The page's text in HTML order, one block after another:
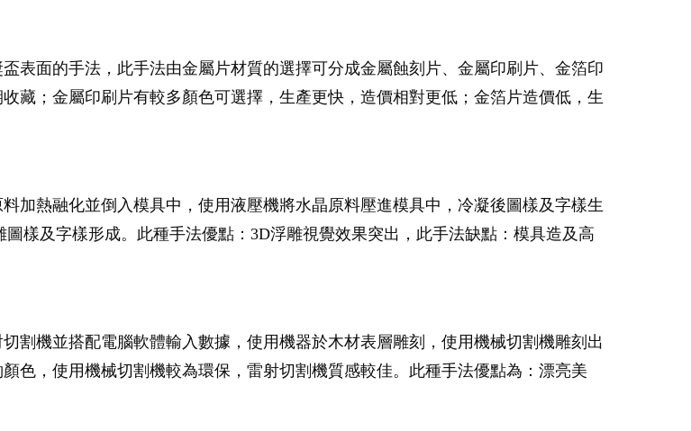
表面的手法，此手法由金屬片材質的選擇可分成金屬蝕刻片、金屬印刷片、金箔印
藏；金屬印刷片有較多顏色可選擇，生產更快，造價相對更低；金箔片造價低，生
加熱融化並倒入模具中，使用液壓機將水晶原料壓進模具中，冷凝後圖樣及字樣生
樣及字樣形成。此種手法優點：3D浮雕視覺效果突出，此手法缺點：模具造及高
割機並搭配電腦軟體輸入數據，使用機器於木材表層雕刻，使用機械切割機雕刻出
色，使用機械切割機較為環保，雷射切割機質感較佳。此種手法優點為：漂亮美